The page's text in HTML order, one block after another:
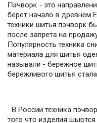
Пэчворк - это
берет начало в древнем
техники шитья пэчворк
после запрета на
Популярность техника
материала для шитья
называли - бережное
бережливого шитья
В России техника
того что изделия шьются